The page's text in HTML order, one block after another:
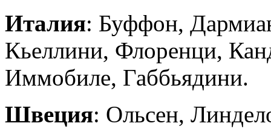
Италия: Буффон,
Кьеллини, Флоренци,
Иммобиле, Габбьядини.
Швеция: Ольсен,